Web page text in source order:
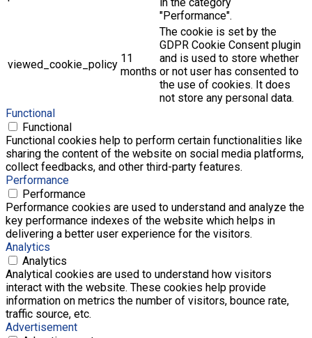
in the category
"Performance".
viewed_cookie_policy 11
months
The cookie is set by the
GDPR Cookie Consent plugin
and is used to store whether
or not user has consented to
the use of cookies. It does
not store any personal data.
Functional
Functional
Functional cookies help to perform certain functionalities like
sharing the content of the website on social media platforms,
collect feedbacks, and other third-party features.
Performance
Performance
Performance cookies are used to understand and analyze the
key performance indexes of the website which helps in
delivering a better user experience for the visitors.
Analytics
Analytics
Analytical cookies are used to understand how visitors
interact with the website. These cookies help provide
information on metrics the number of visitors, bounce rate,
traffic source, etc.
Advertisement